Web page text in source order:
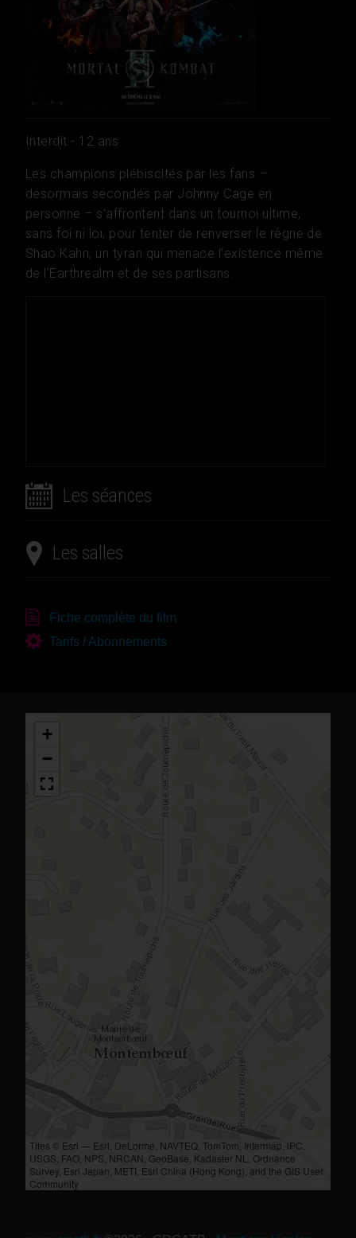
Interdit - 12 ans
Les champions plébiscités par les fans –
désormais secondés par Johnny Cage en
personne – s’affrontent dans un tournoi ultime,
sans foi ni loi, pour tenter de renverser le règne de
Shao Kahn, un tyran qui menace l’existence même
de l’Earthrealm et de ses partisans.
Les séances
Les salles
Fiche complète du film
Tarifs / Abonnements
+
−
Tiles © Esri — Esri, DeLorme, NAVTEQ, TomTom, Intermap, iPC,
USGS, FAO, NPS, NRCAN, GeoBase, Kadaster NL, Ordnance
Survey, Esri Japan, METI, Esri China (Hong Kong), and the GIS User
Community